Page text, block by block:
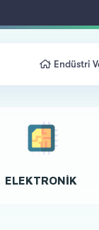
Endüstri
ELEKTRONIK